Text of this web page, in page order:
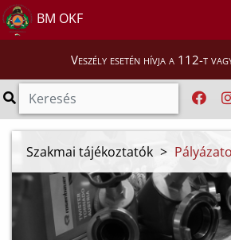
BM OKF
Veszély esetén hívja a 112-t
Szakmai tájékoztatók >